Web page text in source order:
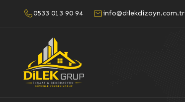
0533 013 90 94 info@dilekdizayn.com.tr